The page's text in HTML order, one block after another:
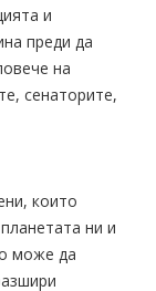
и
преди да
на
сенаторите,
които
ни и
може да